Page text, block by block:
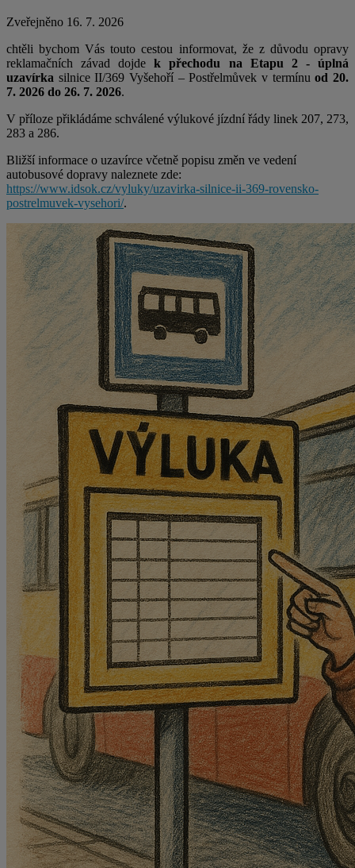
Zveřejněno 16. 7. 2026
chtěli bychom Vás touto cestou informovat, že z důvodu opravy
reklamačních závad dojdek přechodu na Etapu 2 - úplná
uzavírka silnice II/369 Vyšehoří – Postřelmůvek v termínuod 20.
7. 2026 do 26. 7. 2026.
V příloze přikládáme schválené výlukové jízdní řády linek 207, 273,
283 a 286.
Bližší informace o uzavírce včetně popisu změn ve vedení
autobusové dopravy naleznete zde:
https://www.idsok.cz/vyluky/uzavirka-silnice-ii-369-rovensko-
postrelmuvek-vysehori/.